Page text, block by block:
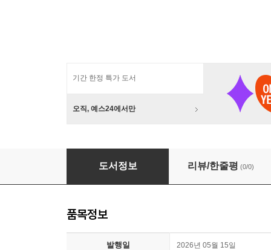
기간 한정 특가 도서
오직, 예스24에서만
봉화척곡교회 119년 이야기
도서정보 리뷰/한줄평 (0/0)
품목정보
발행일 2026년 05월 15일